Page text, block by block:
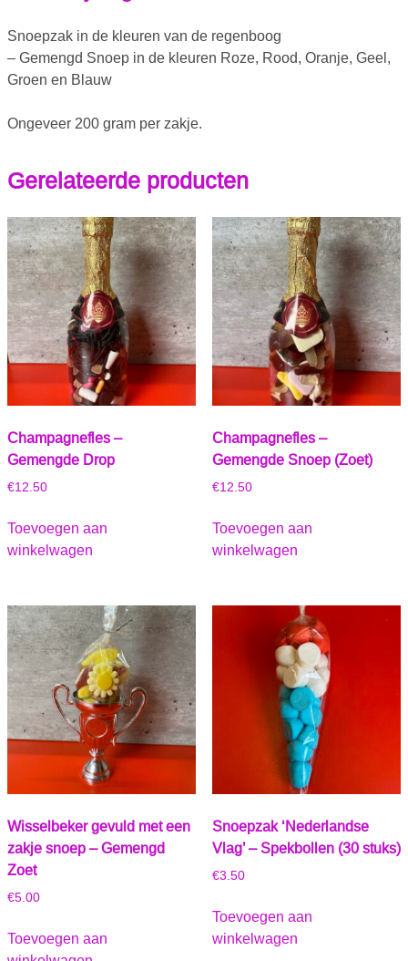
Snoepzak in de kleuren van de regenboog
– Gemengd Snoep in de kleuren Roze, Rood, Oranje, Geel,
Groen en Blauw
Ongeveer 200 gram per zakje.
Gerelateerde producten
Champagnefles –
Gemengde Drop
€12.50
Toevoegen aan
winkelwagen
Champagnefles –
Gemengde Snoep (Zoet)
€12.50
Toevoegen aan
winkelwagen
Wisselbeker gevuld met een
zakje snoep – Gemengd
Zoet
€5.00
Toevoegen aan
Snoepzak ‘Nederlandse
Vlag’ – Spekbollen (30 stuks)
€3.50
Toevoegen aan
winkelwagen